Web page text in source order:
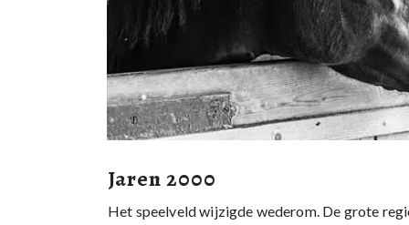
Jaren 2000
Het speelveld wijzigde wederom. De grote